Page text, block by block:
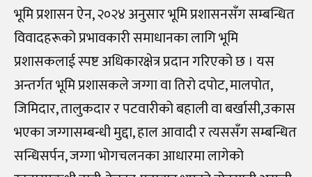
भूमि प्रशासन ऐन, २०२४ अनुसार भूमि प्रशासनसँग सम्बन्धित
विवादहरूको प्रभावकारी समाधानका लागि भूमि
प्रशासकलाई स्पष्ट अधिकारक्षेत्र प्रदान गरिएको छ । यस
अन्तर्गत भूमि प्रशासकले जग्गा वा तिरो दपोट, मालपोत,
जिमिदार, तालुकदार र पटवारीको बहाली वा बर्खासी,उकास
भएका जग्गासम्बन्धी मुद्दा, हाल आवादी र त्यससँग सम्बन्धित
सन्धिसर्पन, जग्गा भोगचलनका आधारमा लागेको